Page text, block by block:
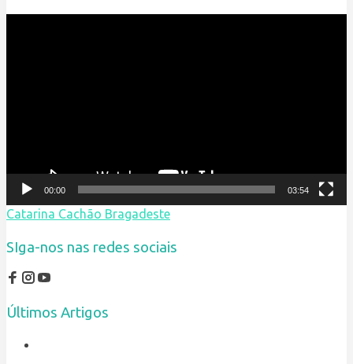
00:00 03:54
Catarina Cachão Bragadeste
SIga-nos nas redes sociais
Últimos Artigos